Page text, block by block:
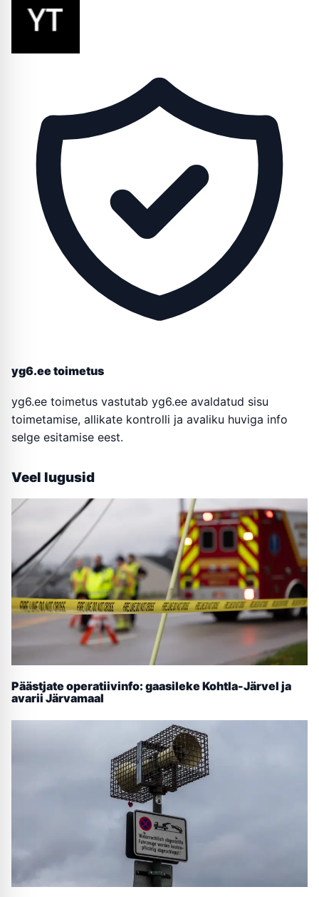
yg6.ee toimetus
yg6.ee toimetus vastutab yg6.ee avaldatud sisu
toimetamise, allikate kontrolli ja avaliku huviga info
selge esitamise eest.
Veel lugusid
Päästjate operatiivinfo: gaasileke Kohtla-Järvel ja
avarii Järvamaal